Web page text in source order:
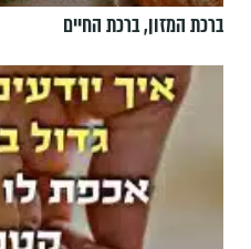
ברכת המזון, ברכת החיים